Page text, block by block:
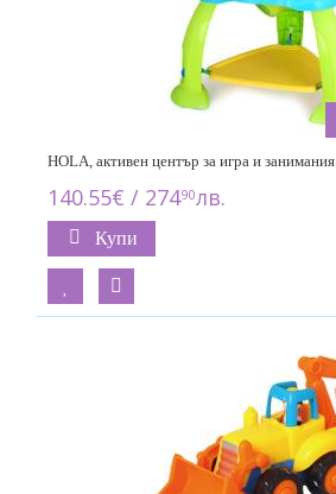
HOLA, активен център за игра и занимания
140.55€ / 27490лв.
Купи